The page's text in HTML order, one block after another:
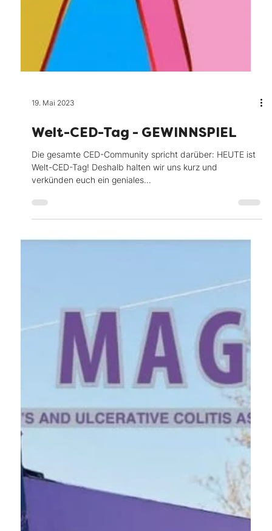
19. Mai 2023
Die gesamte CED-Community spricht darüber: HEUTE ist
Welt-CED-Tag! Deshalb halten wir uns kurz und
verkünden euch ein geniales...